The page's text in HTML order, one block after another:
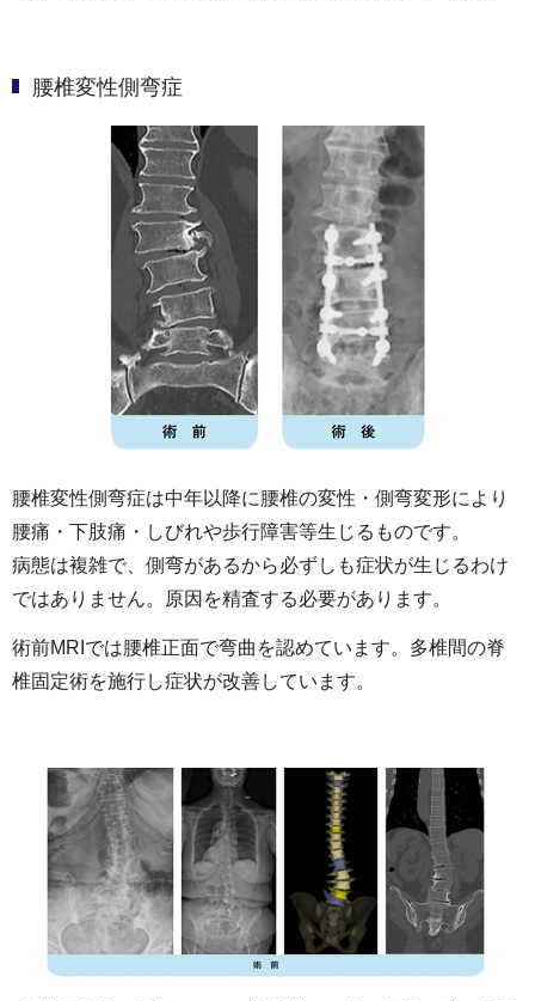
腰椎変性側弯症
腰椎変性側弯症は中年以降に腰椎の変性・側弯変形により
腰痛・下肢痛・しびれや歩行障害等生じるものです。
病態は複雑で、側弯があるから必ずしも症状が生じるわけ
ではありません。原因を精査する必要があります。
術前MRIでは腰椎正面で弯曲を認めています。多椎間の脊
椎固定術を施行し症状が改善しています。